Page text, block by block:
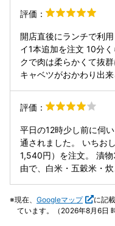
込みご飯、五穀ご飯、
あさり汁、白味噌のわ
ら選べます。 今回は炊
をチョイス。 大抵のお
ちらではご飯おかわり
くないので、普通でお願いしました。
エビフライもサクサク
評価：
開店直後にランチで利
イ1本追加を注文 10分
クで肉は柔らかくて抜
キャベツがおかわり出
ベストのタイミングで
再訪確定です。 ※LINE
評価：
平日の12時少し前に伺
通されました。 いちおしメニューの熟成ロースカツ（税込
1,540円）を注文。 漬
由で、白米・五穀米・
き、サービス精神を感じました。 店員さん
丁寧で、とても心地よい接客でした。
現在、 Googleマップ
に記
ています。（2026年8月6日